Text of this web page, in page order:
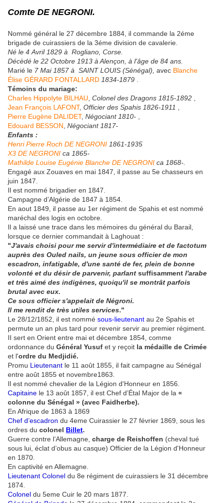
Comte DE NEGRONI.
Nommé général le 27 décembre 1884, il commande la 2éme
brigade de cuirassiers de la 3éme division de cavalerie.
Né le 4 Avril 1829 à Rogliano, Corse.
Décèdé le 22 Octobre 1913 à Alençon, à l'âge de 84 ans.
Marié le 7 Mai 1857 à SAINT LOUIS (Sénégal), avec Blanche
Élise GÉRARD FONTALLARD 1834-1879
Témoins du mariage:
Charles Hippolyte BILHAU Colonel des Dragons 1815-1892
Jean François LAFONT, Officier des Spahis 1826-1911
Pierre Eugène DALIDET, Négociant 1810-
Edouard BESSON Négociant 1817-
Enfants :
Henri Pierre Roch DE NEGRONI 1861-1935
X3 DE NEGRONI ca 1865-
Mathilde Louise Eugénie Blanche DE NEGRONI ca 1868-.
Engagé aux Zouaves en mai 1847, il passe au 5e chasseurs en
juin 1847.
Il est nommé brigadier en 1847.
Campagne d’Algérie de 1847 à 1854.
En aout 1849, il passe au 1er régiment de Spahis et est nommé
maréchal des logis en octobre.
Il a laissé une trace dans les mémoires du général du Barail,
lorsque ce dernier commandait à Laghouat :
"J'avais choisi pour me servir d'intermédiaire et de factotum
auprès des Ouled nails, un jeune sous officier de mon
escadron, infatigable, d'une santé de fer, plein de bonne
volonté et du désir de parvenir, parlant suffisamment l'arabe
et très aimé des indigènes, quoiqu'il se montrât parfois
brutal avec eux.
Ce sous officier s'appelait de Négroni.
Il me rendit de très utiles services."
Le 28/12/1852, il est nommé sous-lieutenant au 2e Spahis et
permute un an plus tard pour revenir servir au premier régiment.
II sert en Orient entre mai et décembre 1854, comme
ordonnance du Général Yusuf et y reçoit la médaille de Crimée
et l'ordre du Medjidié.
Promu Lieutenant le 11 août 1855, il fait campagne au Sénégal
entre août 1855 et novembre1863.
Il est nommé chevalier de la Légion d'Honneur en 1856.
Capitaine le 13 août 1857, il est Chef d’Étal Major de la «
colonne du Sénégal » (avec Faidherbe).
En Afrique de 1863 à 1869
Chef d’escadron du 4eme Cuirassier le 27 février 1869, sous les
ordres du colonel Billet.
Guerre contre l’Allemagne, charge de Reishoffen (cheval tué
sous lui, éclat d’obus au casque) Officier de la Légion d'Honneur
en 1870.
En captivité en Allemagne.
Lieutenant Colonel du 8e régiment de cuirassiers le 31 décembre
1874.
Colonel du 5eme Cuir le 20 mars 1877.